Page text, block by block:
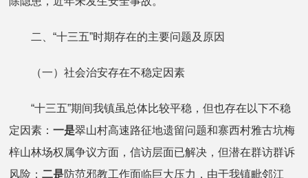
二、“十三五”时期存在的主要问题及原因
（一）社会治安存在不稳定因素
“十三五”期间我镇虽总体比较平稳，但也存在以下不稳
定因素：一是翠山村高速路征地遗留问题和寨西村雅古坑梅
梓山林场权属争议方面，信访层面已解决，但潜在群访群诉
风险；二是防范邪教工作面临巨大压力，由于我镇毗邻江